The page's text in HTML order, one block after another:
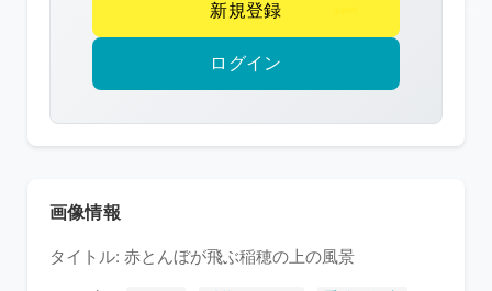
作
権
護
い
新規登録
ログイン
画像情報
タイトル: 赤とんぼが飛ぶ稲穂の上の風景